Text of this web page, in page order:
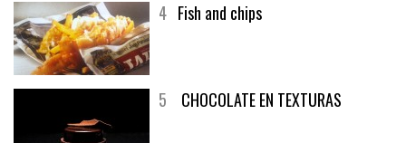
4 Fish and chips
5 CHOCOLATE EN TEXTURAS